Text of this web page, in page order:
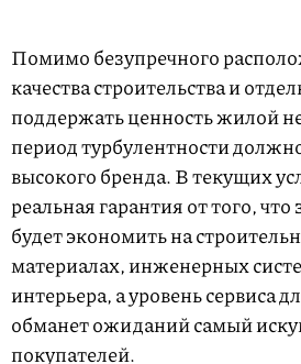
Помимо безупречного
качества строительства и
поддержать ценность жилой
период турбулентности
высокого бренда. В текущих
реальная гарантия от того,
будет экономить на
материалах, инженерных
интерьера, а уровень сервиса
обманет ожиданий самый
покупателей.